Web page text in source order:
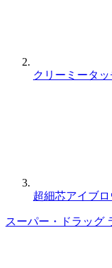
クリーミータ
超細芯アイブロ
スーパー・ドラッグ